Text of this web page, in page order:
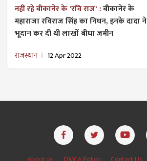
नहीं रहे बीकानेर के 'रवि राज' :बीकानेर के
महाराजा रविराज सिंह का निधन, इनके दादा ने
भूदान कर दी थी लाखों बीघा जमीन
राजस्थान 12 Apr 2022